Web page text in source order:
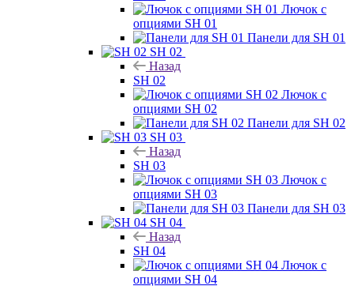
Лючок с
опциями SH 01
Панели для SH 01
SH 02
Назад
SH 02
Лючок с
опциями SH 02
Панели для SH 02
SH 03
Назад
SH 03
Лючок с
опциями SH 03
Панели для SH 03
SH 04
Назад
SH 04
Лючок с
опциями SH 04